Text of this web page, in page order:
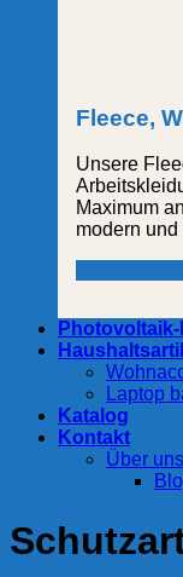
Fleece,
Unsere
Maximum
modern
Laptop
Katalog
Kontakt
Über uns